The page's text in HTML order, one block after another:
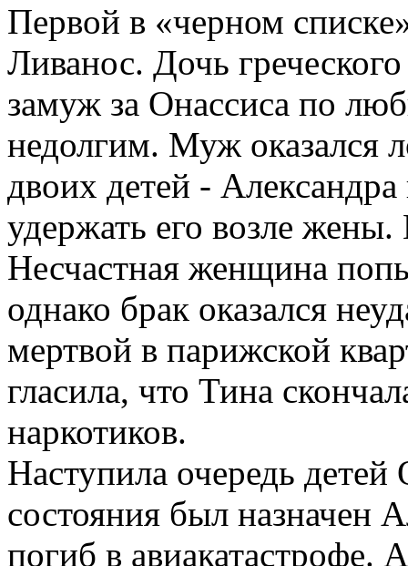
Первой в «черном
Ливанос. Дочь
замуж за Онассиса по
недолгим. Муж оказался
двоих детей -
удержать его возле жены.
Несчастная женщина
однако брак оказался
мертвой в парижской
гласила, что Тина
наркотиков.
Наступила очередь
состояния был назначен
погиб в